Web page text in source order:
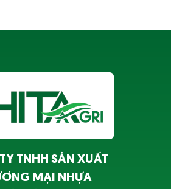
TNHH SẢN XUẤT
MẠI NHỰA